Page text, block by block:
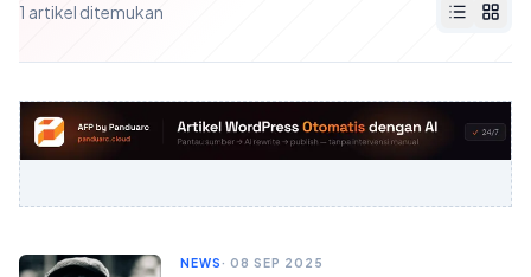
1 artikel ditemukan
NEWS· 08 SEP 2025